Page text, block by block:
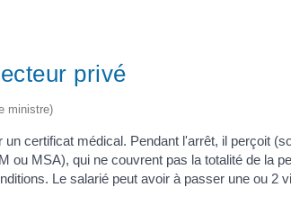
privé
ministre)
certificat médical. Pendant l'arrêt, il perçoit
MSA), qui ne couvrent pas la totalité de la
Le salarié peut avoir à passer une ou 2